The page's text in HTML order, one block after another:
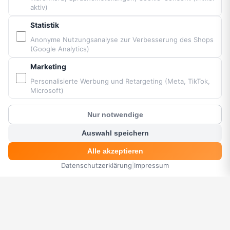
MENÜ SUCHE KORB
Sitemap
PARTNER & MARKEN
Vittorazi Motoren MY25
Airconception
Apco Aviation
MacPara
? Kunden Chat
aktiv)
Statistik
Anonyme Nutzungsanalyse zur Verbesserung des Shops
(Google Analytics)
Marketing
Personalisierte Werbung und Retargeting (Meta, TikTok,
Microsoft)
Nur notwendige
Auswahl speichern
Alle akzeptieren
Datenschutzerklärung Impressum